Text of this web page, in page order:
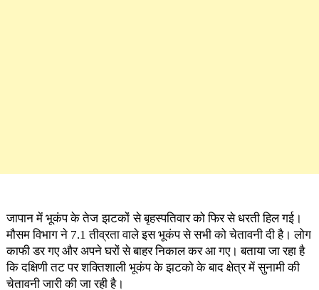
जापान में भूकंप के तेज झटकों से बृहस्पतिवार को फिर से धरती हिल गई।
मौसम विभाग ने 7.1 तीव्रता वाले इस भूकंप से सभी को चेतावनी दी है। लोग
काफी डर गए और अपने घरों से बाहर निकाल कर आ गए। बताया जा रहा है
कि दक्षिणी तट पर शक्तिशाली भूकंप के झटको के बाद क्षेत्र में सुनामी की
चेतावनी जारी की जा रही है।